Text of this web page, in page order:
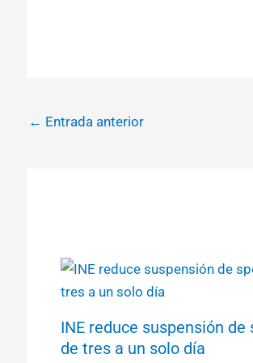
← Entrada anterior
INE reduce suspensión de
de tres a un solo día